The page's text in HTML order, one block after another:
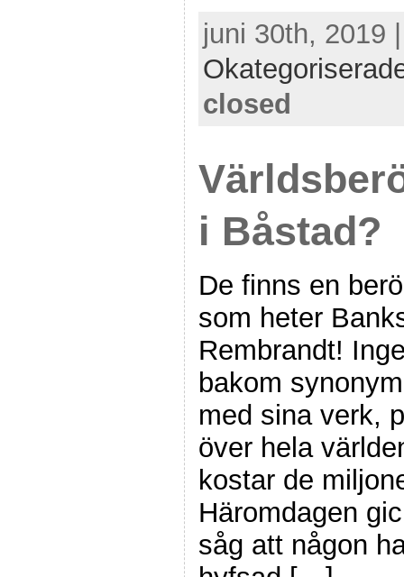
juni 30th, 2019
closed
i Båstad?
De finns en
som heter
Rembrandt!
bakom
med sina verk,
över hela
kostar de
Häromdagen
såg att någon